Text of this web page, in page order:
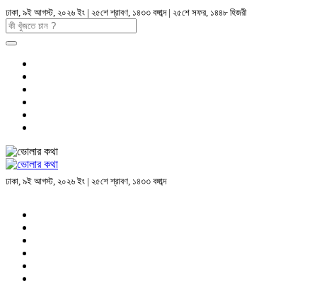
ঢাকা, ৯ই আগস্ট, ২০২৬ ইং | ২৫শে শ্রাবণ, ১৪৩৩ বঙ্গাব্দ | ২৫শে সফর, ১৪৪৮ হিজরী
ঢাকা, ৯ই আগস্ট, ২০২৬ ইং | ২৫শে শ্রাবণ, ১৪৩৩ বঙ্গাব্দ